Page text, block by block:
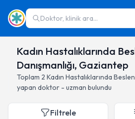
Doktor, klinik ara...
Kadın Hastalıklarında
Danışmanlığı, Gaziantep
Toplam 2 Kadın Hastalıklarında
yapan doktor - uzman bulundu
Filtrele